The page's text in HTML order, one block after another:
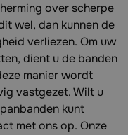
over scherpe
wel, dan kunnen de
verliezen. Om uw
dient u de banden
manier wordt
vastgezet. Wilt u
kunt
met ons op. Onze